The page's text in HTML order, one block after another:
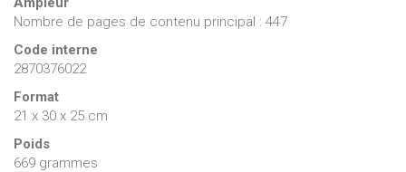
anneaux en pierre.
Nombre de pages de contenu principal : 447
Code interne
2870376022
Format
21 x 30 x 25 cm
Poids
669 grammes